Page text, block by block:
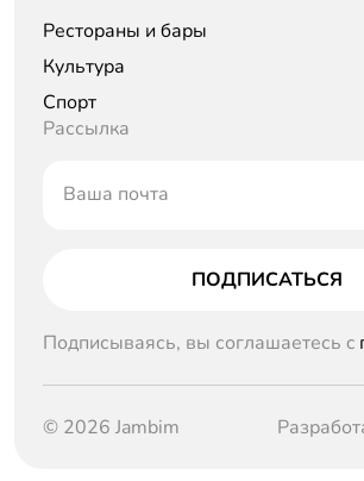
Рестораны и бары
Культура
Спорт
Рассылка
Ваша почта
ПОДПИСАТЬСЯ
Подписываясь, вы соглашаетесь c
© 2026 Jambim